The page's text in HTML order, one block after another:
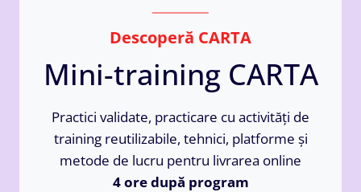
Descoperă CARTA
Mini-training CARTA
Practici validate, practicare cu activități de
training reutilizabile, tehnici, platforme și
metode de lucru pentru livrarea online
4 ore după program